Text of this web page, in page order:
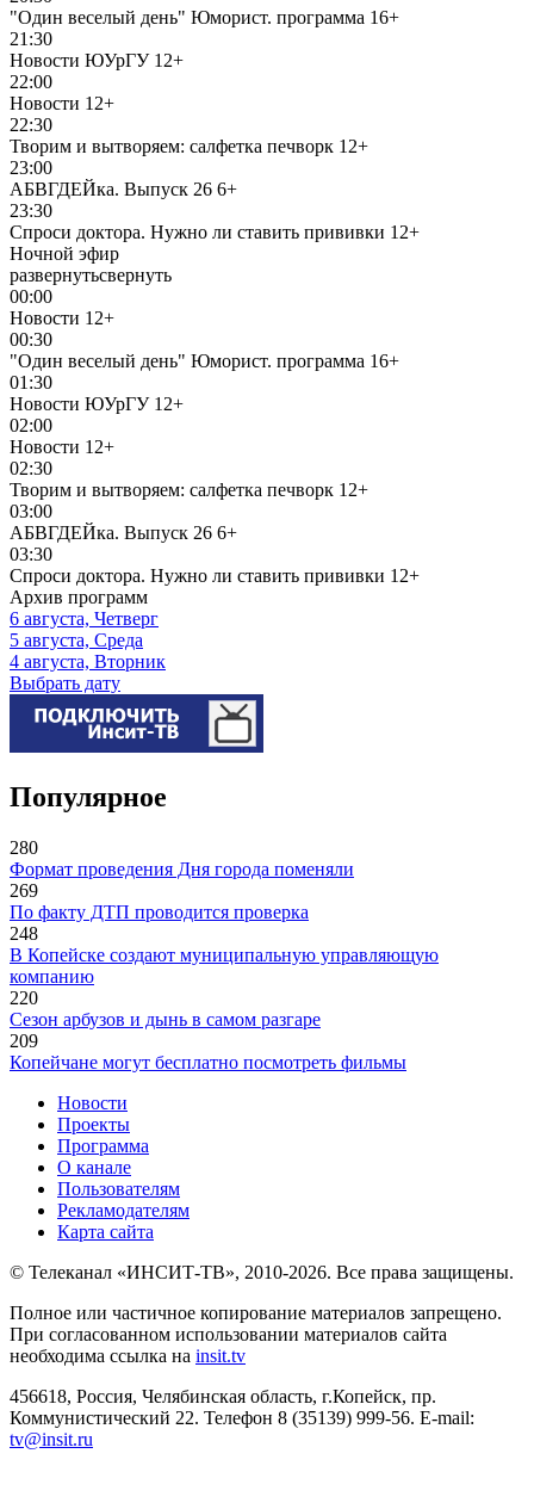
"Один веселый день" Юморист. программа 16+
21:30
Новости ЮУрГУ 12+
22:00
Новости 12+
22:30
Творим и вытворяем: салфетка печворк 12+
23:00
АБВГДЕЙка. Выпуск 26 6+
23:30
Спроси доктора. Нужно ли ставить прививки 12+
Ночной эфир
развернутьсвернуть
00:00
Новости 12+
00:30
"Один веселый день" Юморист. программа 16+
01:30
Новости ЮУрГУ 12+
02:00
Новости 12+
02:30
Творим и вытворяем: салфетка печворк 12+
03:00
АБВГДЕЙка. Выпуск 26 6+
03:30
Спроси доктора. Нужно ли ставить прививки 12+
Архив программ
6 августа, Четверг
5 августа, Среда
4 августа, Вторник
Выбрать дату
Популярное
280
Формат проведения Дня города поменяли
269
По факту ДТП проводится проверка
248
В Копейске создают муниципальную управляющую
компанию
220
Сезон арбузов и дынь в самом разгаре
209
Копейчане могут бесплатно посмотреть фильмы
Новости
Проекты
Программа
О канале
Пользователям
Рекламодателям
Карта сайта
© Телеканал «ИНСИТ-ТВ», 2010-2026. Все права защищены.
Полное или частичное копирование материалов запрещено.
При согласованном использовании материалов сайта
необходима ссылка на insit.tv
456618, Россия, Челябинская область, г.Копейск, пр.
Коммунистический 22. Телефон 8 (35139) 999-56. E-mail:
tv@insit.ru